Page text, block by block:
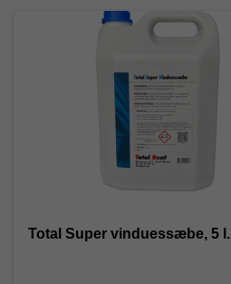
Total Super vinduessæbe, 5 l.